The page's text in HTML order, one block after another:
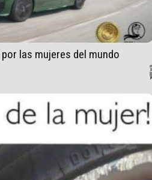
las mujeres del mundo